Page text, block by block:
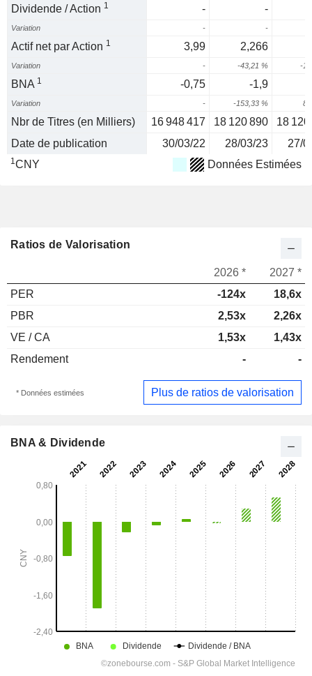
Dividende / Action 1 - -
Variation - -
Actif net par Action 1 3,99 2,266
Variation - -43,21 % -
BNA 1 -0,75 -1,9
Variation - -153,33 %
Nbr de Titres (en Milliers) 16 948 417 18 120 890
18
Date de publication
30/03/22 28/03/23 27/
1CNY Données Estimées
Ratios de Valorisation
2026 *
2027 *
PER
-124x
18,6x
PBR
2,53x
2,26x
VE / CA
1,53x
1,43x
Rendement
- -
* Données estimées Plus de ratios de valorisation
BNA & Dividende